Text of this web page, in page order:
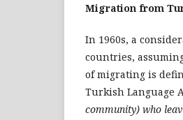
Migration from
In 1960s, a
countries,
of migrating is
Turkish Language
community) who